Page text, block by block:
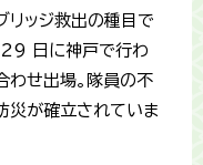
リッジ救出の種目で
29 日に神戸で行わ
わせ出場。隊員の不
災が確立されていま